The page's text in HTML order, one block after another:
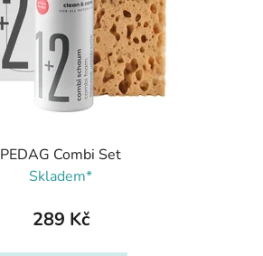
PEDAG Combi Set
Skladem*
289 Kč